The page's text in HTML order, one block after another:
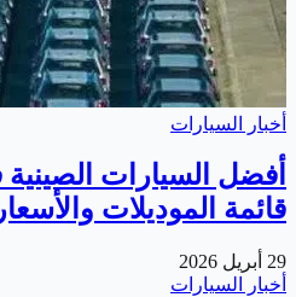
أخبار السيارات
قائمة الموديلات والأسعار
29 أبريل 2026
أخبار السيارات